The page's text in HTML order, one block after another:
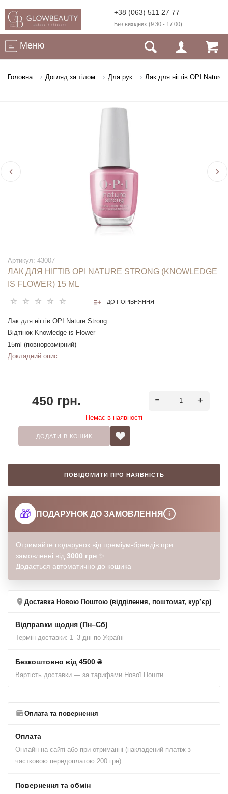
+38 (063) 511 27 77
Без вихідних (9:30 - 17:00)
Меню
Головна Догляд за тілом Для рук Лак для нігтів OPI
Артикул: 43007
ЛАК ДЛЯ НІГТІВ OPI NATURE STRONG (KNOWLEDGE
IS FLOWER) 15 ML
ДО ПОРІВНЯННЯ
Лак для нігтів OPI Nature Strong
Відтінок Knowledge is Flower
15ml (повнорозмірний)
Докладний опис
450 грн.
Немає в наявностi
ДОДАТИ В КОШИК
ПОВІДОМИТИ ПРО НАЯВНІСТЬ
🎁 ПОДАРУНОК ДО ЗАМОВЛЕННЯ i
Отримайте подарунок від преміум-брендів при
замовленні від 3000 грн ✨
Додається автоматично до кошика
Доставка Новою Поштою (відділення, поштомат, курʼєр)
Відправки щодня (Пн–Сб)
Термін доставки: 1–3 дні по Україні
Безкоштовно від 4500 ₴
Вартість доставки — за тарифами Нової Пошти
Оплата та повернення
Оплата
Онлайн на сайті або при отриманні (накладений платіж з
частковою передоплатою 200 грн)
Повернення та обмін